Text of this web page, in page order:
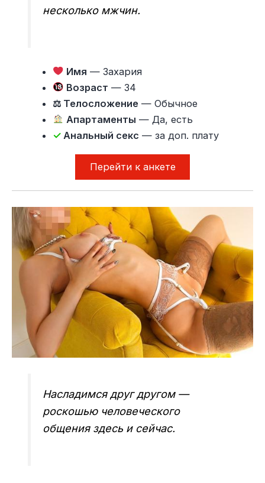
несколько мжчин.
Имя — Захария
Возраст — 34
⚖ Телосложение — Обычное
Апартаменты — Да, есть
✓ Анальный секс — за доп. плату
Перейти к анкете
Насладимся друг другом —
роскошью человеческого
общения здесь и сейчас.